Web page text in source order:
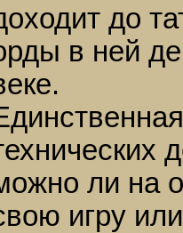
до
в ней
ли на
игру